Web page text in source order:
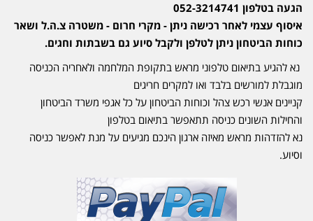
הגעה בטלפון 052-3214741
איסוף עצמי לאחר רכישה ניתן - מקרי חרום - משטרה צ.ה.ל ושאר
כוחות הביטחון ניתן לטלפן ולקבל סיוע גם בשבתות וחגים.
נא להגיע בתיאום טלפוני מראש בתקופת המלחמה ולאחריה הכניסה
מוגבלת למורשים בלבד ואו למקרים חריגים
קניינים אנשי רכש צהל וכוחות הביטחון על כל אגפי משרד הביטחון
והחילות השונים כניסה תתאפשר בתיאום בטלפון
נא להזדהות מראש מאיזה ארגון הינכם מגיעים על מנת לאפשר כניסה
וסיוע.